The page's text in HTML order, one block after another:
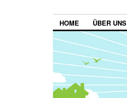
HOME ÜBER UNS